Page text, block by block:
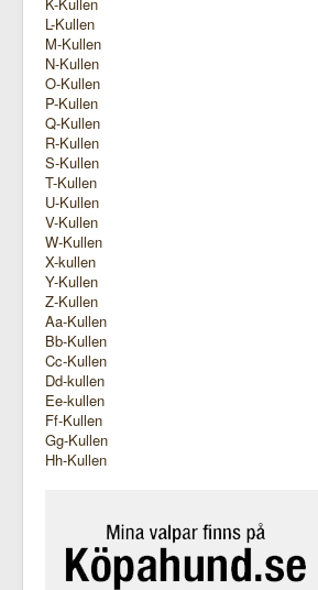
K-Kullen
L-Kullen
M-Kullen
N-Kullen
O-Kullen
P-Kullen
Q-Kullen
R-Kullen
S-Kullen
T-Kullen
U-Kullen
V-Kullen
W-Kullen
X-kullen
Y-Kullen
Z-Kullen
Aa-Kullen
Bb-Kullen
Cc-Kullen
Dd-kullen
Ee-kullen
Ff-Kullen
Gg-Kullen
Hh-Kullen